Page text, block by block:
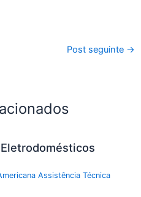
Post seguinte →
Assistência Técnica